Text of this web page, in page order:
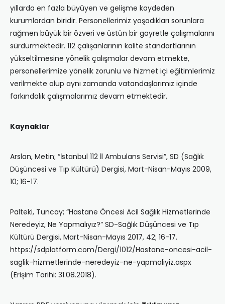
yıllarda en fazla büyüyen ve gelişme kaydeden
kurumlardan biridir. Personellerimiz yaşadıkları sorunlara
rağmen büyük bir özveri ve üstün bir gayretle çalışmalarını
sürdürmektedir. 112 çalışanlarının kalite standartlarının
yükseltilmesine yönelik çalışmalar devam etmekte,
personellerimize yönelik zorunlu ve hizmet içi eğitimlerimiz
verilmekte olup aynı zamanda vatandaşlarımız içinde
farkındalık çalışmalarımız devam etmektedir.
Kaynaklar
Arslan, Metin; “İstanbul 112 İl Ambulans Servisi”, SD (Sağlık
Düşüncesi ve Tıp Kültürü) Dergisi, Mart-Nisan-Mayıs 2009,
10; 16-17.
Palteki, Tuncay; “Hastane Öncesi Acil Sağlık Hizmetlerinde
Neredeyiz, Ne Yapmalıyız?” SD-Sağlık Düşüncesi ve Tıp
Kültürü Dergisi, Mart-Nisan-Mayıs 2017, 42; 16-17.
https://sdplatform.com/Dergi/1012/Hastane-oncesi-acil-
saglik-hizmetlerinde-neredeyiz-ne-yapmaliyiz.aspx
(Erişim Tarihi: 31.08.2018).